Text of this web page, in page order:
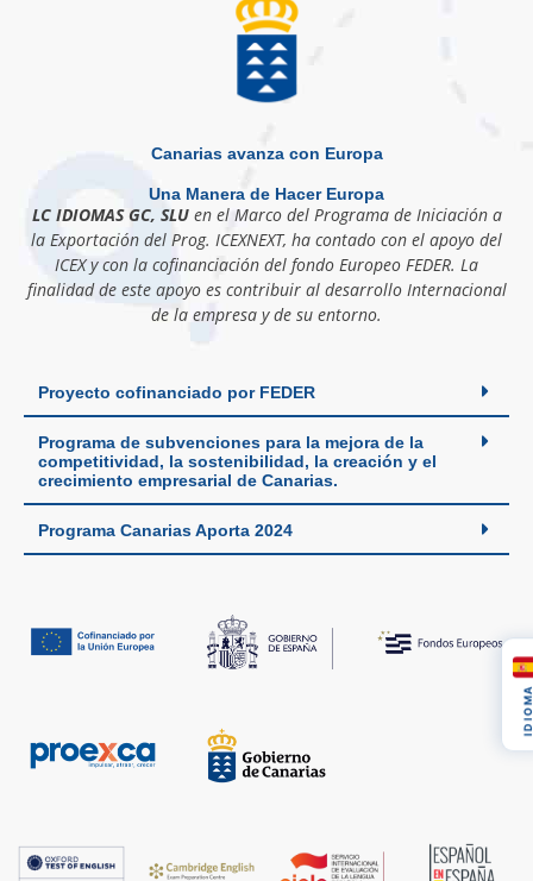
Canarias avanza con Europa
Una Manera de Hacer Europa
LC IDIOMAS GC, SLUen el Marco del Programa de Iniciación a
la Exportación del Prog. ICEXNEXT, ha contado con el apoyo del
ICEX y con la cofinanciación del fondo Europeo FEDER. La
finalidad de este apoyo es contribuir al desarrollo Internacional
de la empresa y de su entorno.
Proyecto cofinanciado por FEDER
Programa de subvenciones para la mejora de la
competitividad, la sostenibilidad, la creación y el
crecimiento empresarial de Canarias.
Programa Canarias Aporta 2024
IDIOMA